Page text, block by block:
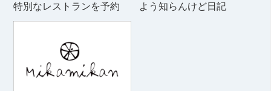
特別なレストランを予約 よう知らんけど日記